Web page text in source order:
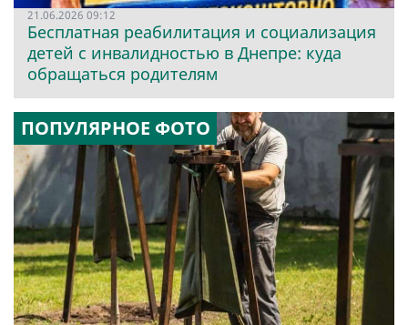
21.06.2026 09:12
Бесплатная реабилитация и социализация
детей с инвалидностью в Днепре: куда
обращаться родителям
ПОПУЛЯРНОЕ ФОТО